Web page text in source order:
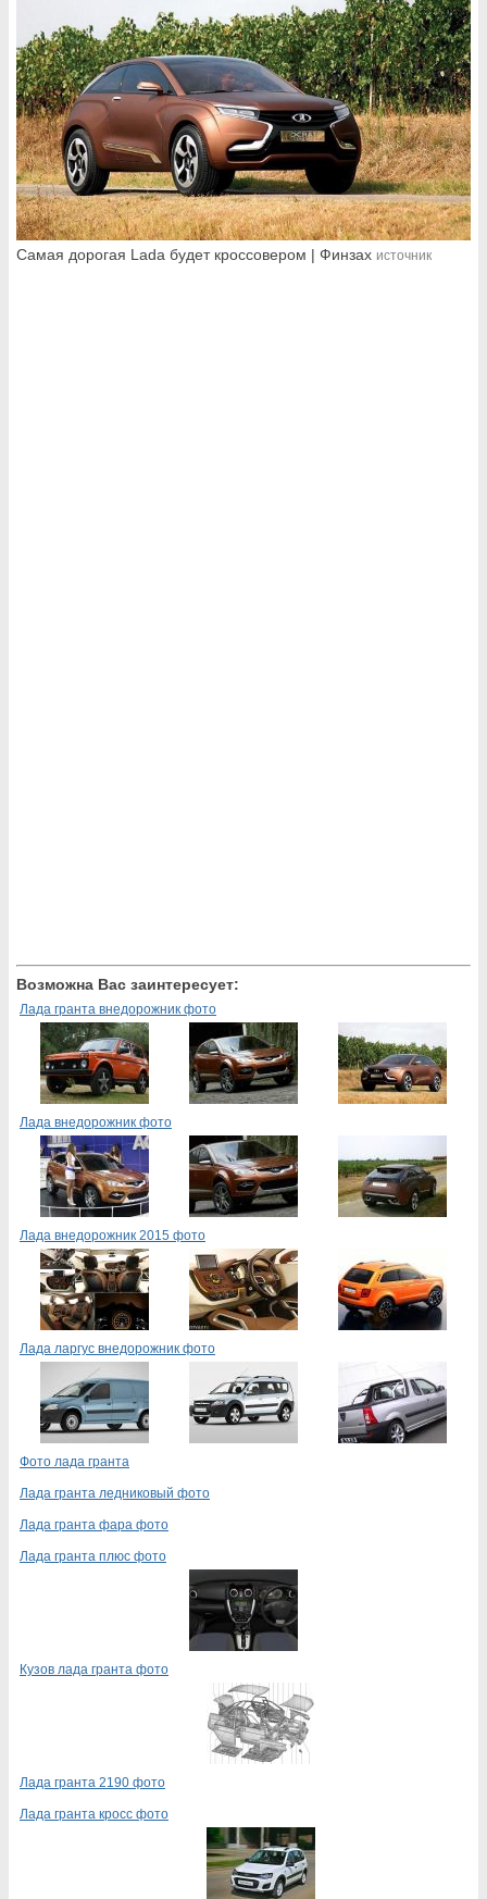
Самая дорогая Lada будет кроссовером | Финзах источник
Возможна Вас заинтересует:
Лада гранта внедорожник фото
Лада внедорожник фото
Лада внедорожник 2015 фото
Лада ларгус внедорожник фото
Фото лада гранта
Лада гранта ледниковый фото
Лада гранта фара фото
Лада гранта плюс фото
Кузов лада гранта фото
Лада гранта 2190 фото
Лада гранта кросс фото